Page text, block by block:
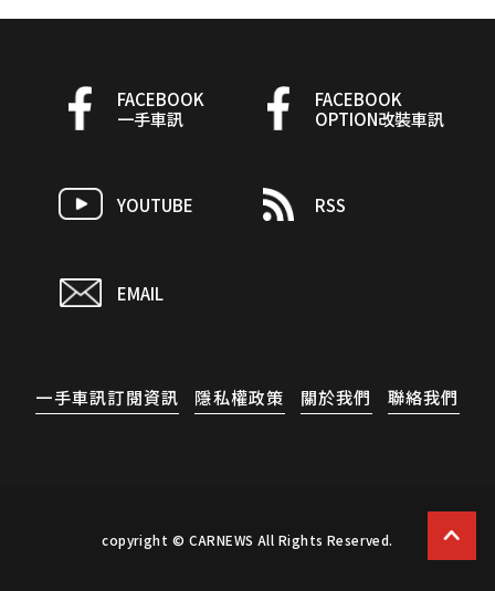
FACEBOOK
一手車訊
FACEBOOK
OPTION改裝車訊
YOUTUBE RSS
EMAIL
一手車訊訂閱資訊 隱私權政策 關於我們 聯絡我們
copyright © CARNEWS All Rights Reserved.